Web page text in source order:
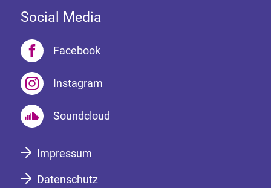
Social Media
Facebook
Instagram
Soundcloud
Impressum
Datenschutz